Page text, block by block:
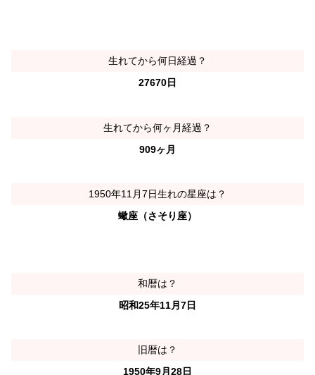
生れてから何日経過？
27670日
生れてから何ヶ月経過？
909ヶ月
1950年11月7日生れの星座は？
蠍座（さそり座）
和暦は？
昭和25年11月7日
旧暦は？
1950年9月28日